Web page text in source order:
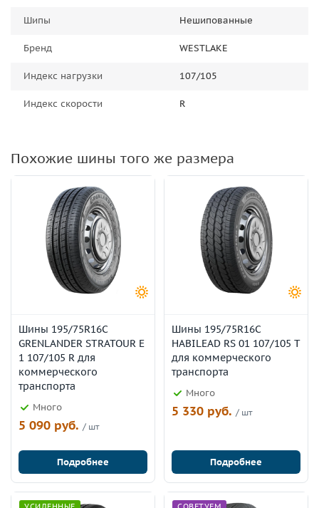
Шипы Нешипованные
Бренд WESTLAKE
Индекс нагрузки 107/105
Индекс скорости R
Похожие шины того же размера
Шины 195/75R16C
GRENLANDER STRATOUR E
1 107/105 R для
коммерческого
транспорта
Много
5 090 руб. / шт
Подробнее
Шины 195/75R16C
HABILEAD RS 01 107/105 T
для коммерческого
транспорта
Много
5 330 руб. / шт
Подробнее